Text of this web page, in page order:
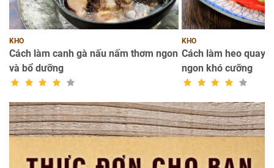
KHO
Cách làm canh gà nấu nấm thơm ngon
và bổ dưỡng
KHO
Cách làm heo quay
ngon khó cưỡng